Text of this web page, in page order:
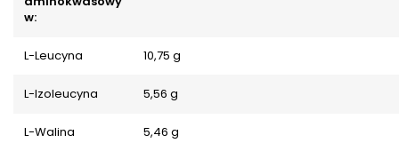
w:
L-Leucyna 10,75 g
L-Izoleucyna 5,56 g
L-Walina 5,46 g